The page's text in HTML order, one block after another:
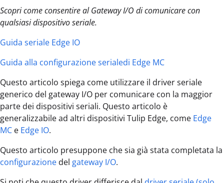
Scopri come consentire al Gateway I/O di comunicare con
qualsiasi dispositivo seriale.
Guida seriale Edge IO
Guida alla configurazioneserialedi Edge MC
Questo articolo spiega come utilizzare il driver seriale
generico del gateway I/O per comunicare con la maggior
parte dei dispositivi seriali. Questo articolo è
generalizzabile ad altri dispositivi Tulip Edge, come Edge
MC e Edge IO.
Questo articolo presuppone che sia già stata completata la
configurazione del gateway I/O.